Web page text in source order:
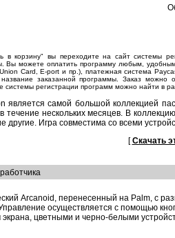
в корзину" вы переходите на сайт системы
Вы можете оплатить программу любым,
Card, E-port и пр.), платежная система
заказанной программы. Заказ можно
регистрации программ можно найти в
является самой большой коллекцией
течение нескольких месяцев. В
другие. Игра совместима со всеми
[Скачать
Arcanoid, перенесенный на Palm, с
осуществляется с помощью
цветными и черно-белыми